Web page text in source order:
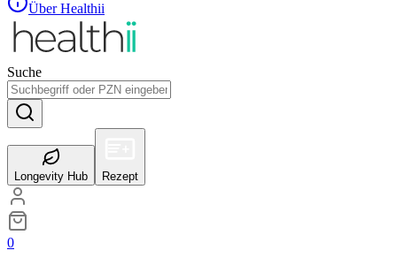
Über Healthii
Suche
Longevity Hub Rezept
0